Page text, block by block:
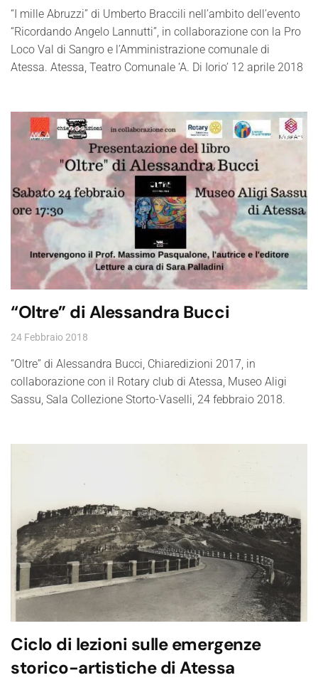
“I mille Abruzzi” di Umberto Braccili nell’ambito dell’evento
“Ricordando Angelo Lannutti”, in collaborazione con la Pro
Loco Val di Sangro e l’Amministrazione comunale di
Atessa. Atessa, Teatro Comunale ‘A. Di Iorio’ 12 aprile 2018
“Oltre” di Alessandra Bucci
24 Febbraio 2018
“Oltre” di Alessandra Bucci, Chiaredizioni 2017, in
collaborazione con il Rotary club di Atessa, Museo Aligi
Sassu, Sala Collezione Storto-Vaselli, 24 febbraio 2018.
Ciclo di lezioni sulle emergenze
storico-artistiche di Atessa